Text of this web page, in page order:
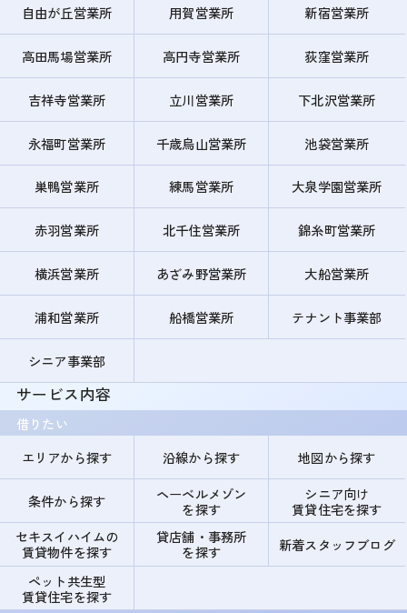
自由が丘営業所 用賀営業所 新宿営業所
高田馬場営業所 高円寺営業所 荻窪営業所
吉祥寺営業所 立川営業所 下北沢営業所
永福町営業所 千歳烏山営業所 池袋営業所
巣鴨営業所 練馬営業所 大泉学園営業所
赤羽営業所 北千住営業所 錦糸町営業所
横浜営業所 あざみ野営業所 大船営業所
浦和営業所 船橋営業所 テナント事業部
シニア事業部
サービス内容
借りたい
エリアから探す
沿線から探す 地図から探す
条件から探す
ヘーベルメゾン
を探す
シニア向け
賃貸住宅を探す
セキスイハイムの
賃貸物件を探す
貸店舗・事務所
を探す
新着スタッフブログ
ペット共生型
賃貸住宅を探す